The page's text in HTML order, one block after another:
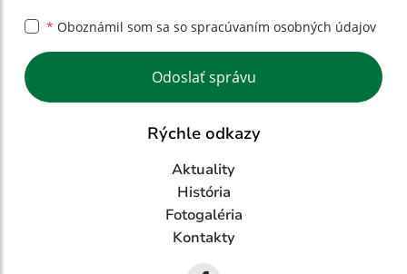
* Oboznámil som sa so spracúvaním osobných údajov
Google reCaptcha Response
Odoslať správu
Rýchle odkazy
Aktuality
História
Fotogaléria
Kontakty